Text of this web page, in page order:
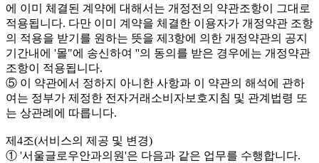
에 이미 체결된 계약에 대해서는 개정전의 약관조항이 그대로
적용됩니다. 다만 이미 계약을 체결한 이용자가 개정약관 조항
의 적용을 받기를 원하는 뜻을 제3항에 의한 개정약관의 공지
기간내에 '몰"에 송신하여 ''의 동의를 받은 경우에는 개정약관
조항이 적용됩니다.
⑤ 이 약관에서 정하지 아니한 사항과 이 약관의 해석에 관하
여는 정부가 제정한 전자거래소비자보호지침 및 관계법령 또
는 상관례에 따릅니다.
제4조(서비스의 제공 및 변경)
① '서울글로우안과의원'은 다음과 같은 업무를 수행합니다.